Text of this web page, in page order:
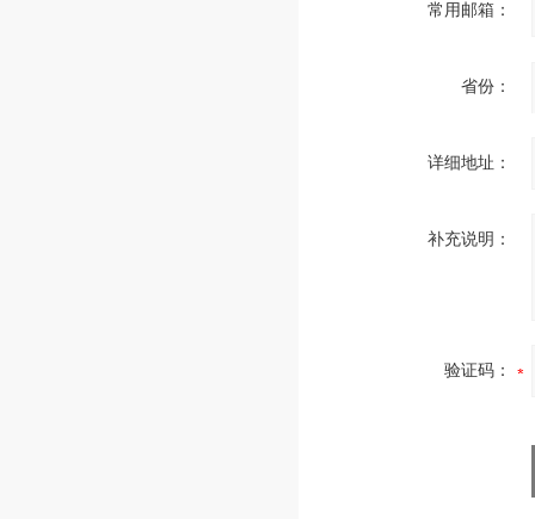
常用邮箱：
省份：
详细地址：
补充说明：
验证码：